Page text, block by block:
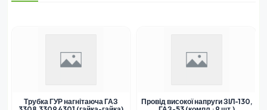
Трубка ГУР нагнітаюча ГАЗ
Провід високої напруги ЗІЛ-130,